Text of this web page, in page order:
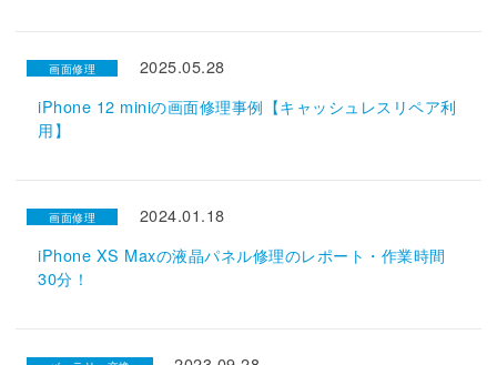
画面修理
2025.05.28
iPhone 12 miniの画面修理事例【キャッシュレスリペア利
用】
画面修理
2024.01.18
iPhone XS Maxの液晶パネル修理のレポート・作業時間
30分！